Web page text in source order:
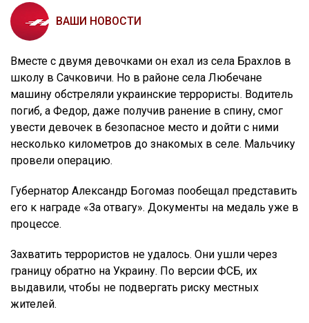
ВАШИ НОВОСТИ
Вместе с двумя девочками он ехал из села Брахлов в
школу в Сачковичи. Но в районе села Любечане
машину обстреляли украинские террористы. Водитель
погиб, а Федор, даже получив ранение в спину, смог
увести девочек в безопасное место и дойти с ними
несколько километров до знакомых в селе. Мальчику
провели операцию.
Губернатор Александр Богомаз пообещал представить
его к награде «За отвагу». Документы на медаль уже в
процессе.
Захватить террористов не удалось. Они ушли через
границу обратно на Украину. По версии ФСБ, их
выдавили, чтобы не подвергать риску местных
жителей.